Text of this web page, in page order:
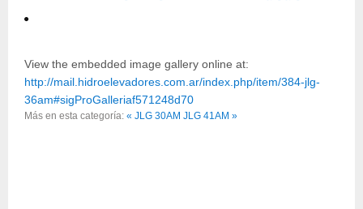
View the embedded image gallery online at:
http://mail.hidroelevadores.com.ar/index.php/item/384-jlg-
36am#sigProGalleriaf571248d70
Más en esta categoría: « JLG 30AM JLG 41AM »